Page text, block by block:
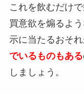
これを飲むだけ
買意欲を煽るよ
示に当たるおそ
でいるものもある
しましょう。